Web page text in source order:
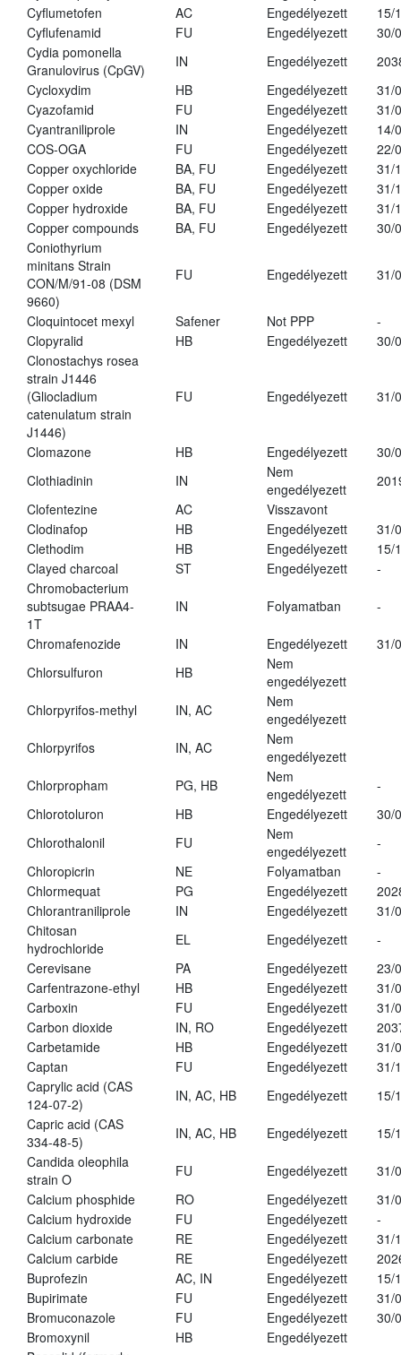
Cyflumetofen
AC Engedélyezett
15/
Cyflufenamid
FU Engedélyezett
30/
Cydia pomonella
Granulovirus (CpGV)
IN Engedélyezett
Cycloxydim
HB Engedélyezett
31/
Cyazofamid
FU Engedélyezett
31/
Cyantraniliprole
IN Engedélyezett
14/
COS-OGA
FU Engedélyezett
22/
Copper oxychloride
BA, FU Engedélyezett
31/
Copper oxide
BA, FU Engedélyezett
31/
Copper hydroxide
BA, FU Engedélyezett
31/
Copper compounds
BA, FU Engedélyezett
30/
Coniothyrium
minitans Strain
CON/M/91-08 (DSM
9660)
FU Engedélyezett 31/
Cloquintocet mexyl Safener Not PPP
-
Clopyralid
HB Engedélyezett
30/
Clonostachys rosea
strain J1446
(Gliocladium
catenulatum strain
J1446)
FU Engedélyezett 31/
Clomazone HB Engedélyezett
30/
Clothiadinin
IN
Nem
engedélyezett
Clofentezine
AC
Visszavont
Clodinafop
HB Engedélyezett
31/
Clethodim
HB Engedélyezett
15/
Clayed charcoal
ST Engedélyezett
-
Chromobacterium
subtsugae PRAA4-
1T
IN Folyamatban -
Chromafenozide IN Engedélyezett
31/
Chlorsulfuron
HB
Nem
engedélyezett
Chlorpyrifos-methyl
IN, AC
Nem
engedélyezett
Chlorpyrifos
IN, AC
Nem
engedélyezett
Chlorpropham
PG, HB
Nem
engedélyezett
-
Chlorotoluron
HB Engedélyezett
30/
Chlorothalonil
FU
Nem
engedélyezett
-
Chloropicrin
NE Folyamatban
-
Chlormequat
PG Engedélyezett
Chlorantraniliprole
IN Engedélyezett
31/
Chitosan
hydrochloride
EL Engedélyezett
-
Cerevisane
PA Engedélyezett
23/
Carfentrazone-ethyl
HB Engedélyezett
31/
Carboxin
FU Engedélyezett
31/
Carbon dioxide
IN, RO Engedélyezett
Carbetamide
HB Engedélyezett
31/
Captan
FU Engedélyezett
31/
Caprylic acid (CAS
124-07-2)
IN, AC, HB Engedélyezett
15/
Capric acid (CAS
334-48-5)
IN, AC, HB Engedélyezett
15/
Candida oleophila
strain O
FU Engedélyezett
31/
Calcium phosphide
RO Engedélyezett
31/
Calcium hydroxide
FU Engedélyezett
-
Calcium carbonate
RE Engedélyezett
31/
Calcium carbide
RE Engedélyezett
Buprofezin
AC, IN Engedélyezett
15/
Bupirimate
FU Engedélyezett
31/
Bromuconazole
FU Engedélyezett
30/
Bromoxynil
HB
Engedélyezett